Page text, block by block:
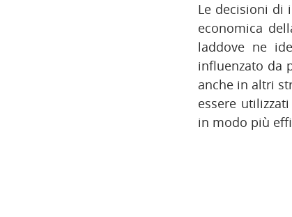
Le decisioni di
economica
laddove ne
influenzato da
anche in altri
essere
in modo più